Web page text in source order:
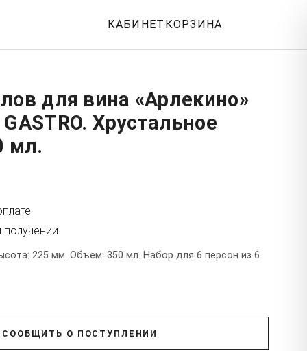
КАБИНЕТ КОРЗИНА
для вина «Арлекино»
Хрустальное
мл.
получении
225 мм. Объем: 350 мл. Набор для 6 персон из 6
СООБЩИТЬ О ПОСТУПЛЕНИИ